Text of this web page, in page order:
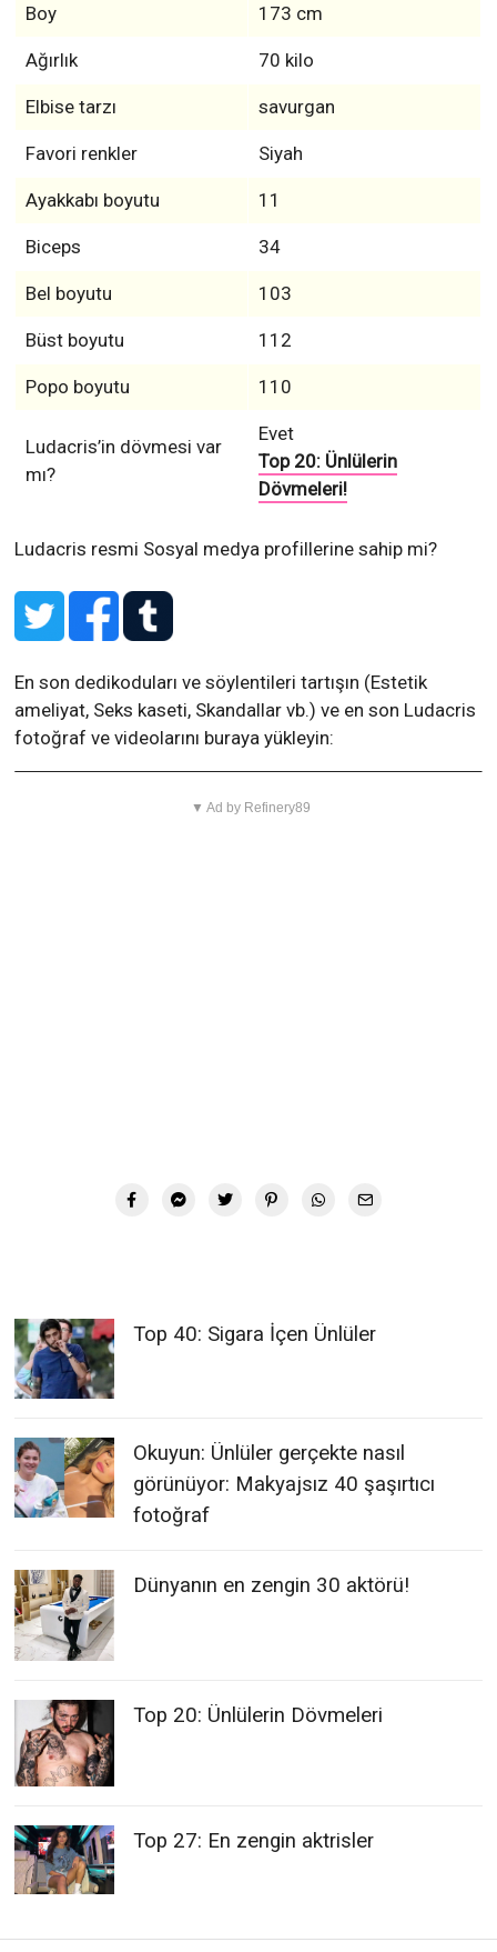
Favori renkler Siyah
Ayakkabı boyutu 11
Biceps 34
Bel boyutu 103
Büst boyutu 112
Popo boyutu 110
Ludacris’in dövmesi var
mı?
Evet
Dövmeleri!
En son dedikoduları ve söylentileri tartışın (Estetik
fotoğraf ve videolarını buraya yükleyin:
Top 40: Sigara İçen Ünlüler
görünüyor: Makyajsız 40 şaşırtıcı
Dünyanın en zengin 30 aktörü!
Top 20: Ünlülerin Dövmeleri
Top 27: En zengin aktrisler
Post
Previous
post:
Lily Aldridge